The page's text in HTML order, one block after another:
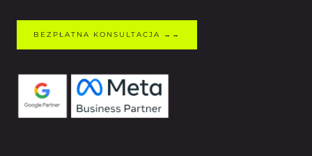
BEZPŁATNA KONSULTACJA →